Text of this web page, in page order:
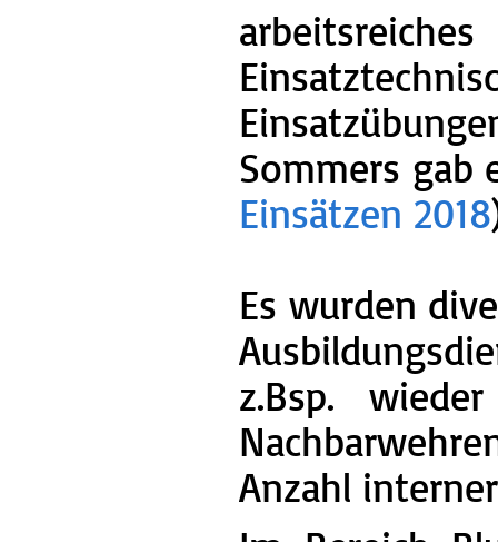
Sommers gab
Einsätzen 2018
Es wurden
z.Bsp.
Anzahl